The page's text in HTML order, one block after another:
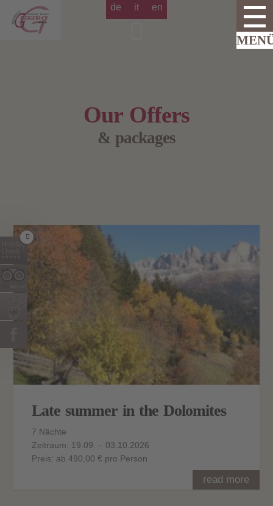
de it en
Our Offers
& packages
read more
Late summer in the Dolomites
7 Nächte
Zeitraum: 19.09. – 03.10.2026
Preis: ab 490,00 € pro Person